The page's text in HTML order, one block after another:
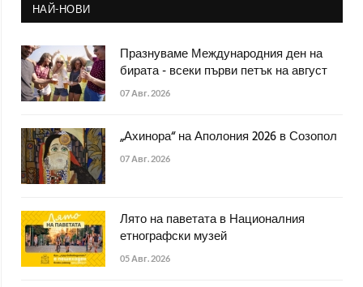
НАЙ-НОВИ
Празнуваме Международния ден на
бирата - всеки първи петък на август
07 Авг. 2026
„Ахинора“ на Аполония 2026 в Созопол
07 Авг. 2026
Лято на паветата в Националния
етнографски музей
05 Авг. 2026